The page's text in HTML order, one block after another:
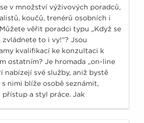
v množství výživových poradců,
koučů, trenérů osobních i
Můžete věřit poradci typu „Když se
to i vy!“? Jsou
kvalifikací ke konzultaci k
ostatním? Je hromada „on-line
nabízejí své služby, aniž bystě
nimi blíže osobě seznámit,
a styl práce. Jak